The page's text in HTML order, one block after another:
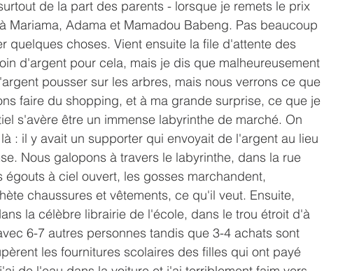
de la part des parents - lorsque je remets le prix
Mariama, Adama et Mamadou Babeng. Pas beaucoup
quelques choses. Vient ensuite la file d'attente des
d'argent pour cela, mais je dis que malheureusement
pousser sur les arbres, mais nous verrons ce que
faire du shopping, et à ma grande surprise, ce que je
s'avère être un immense labyrinthe de marché. On
: il y avait un supporter qui envoyait de l'argent au lieu
Nous galopons à travers le labyrinthe, dans la rue
à ciel ouvert, les gosses marchandent,
chaussures et vêtements, ce qu'il veut. Ensuite,
la célèbre librairie de l'école, dans le trou étroit d'à
6-7 autres personnes tandis que 3-4 achats sont
les fournitures scolaires des filles qui ont payé